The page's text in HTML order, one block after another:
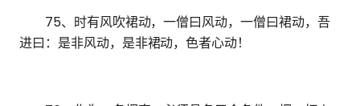
75、时有风吹裙动，一僧曰风动，一僧曰裙动，吾
进曰：是非风动，是非裙动，色者心动！